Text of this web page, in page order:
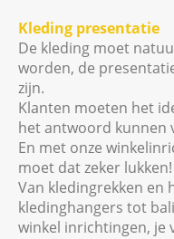
Kleding presentatie
De kleding moet
worden, de
zijn.
Klanten moeten het
het antwoord kunnen
En met onze
moet dat zeker lukken!
Van kledingrekken en
kledinghangers tot
winkel inrichtingen, je